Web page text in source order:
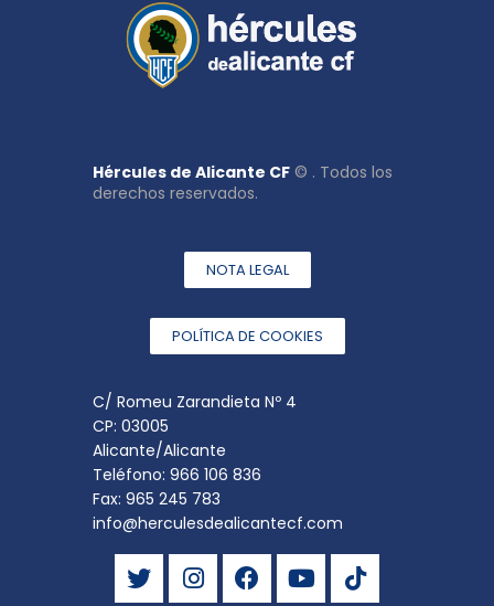
Hércules de Alicante CF © . Todos los
derechos reservados.
NOTA LEGAL
POLÍTICA DE COOKIES
C/ Romeu Zarandieta Nº 4
CP: 03005
Alicante/Alicante
Teléfono: 966 106 836
Fax: 965 245 783
info@herculesdealicantecf.com